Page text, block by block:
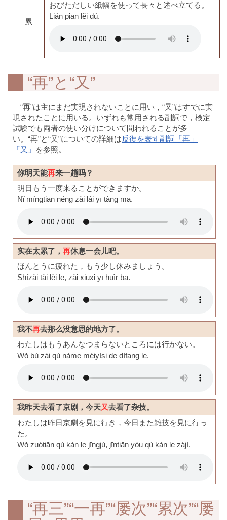
累
おびただしい紙幅を使って長々と述べ立てる。
Lián piān lěi dú.
“再”と“又”
“再”は主にまだ実現されないことに用い，“又”はすでに実
現されたことに用いる。いずれも常用される副詞で，検定
試験でも両者の使い分けについて問われることが多
い。“再”と“又”についての詳細は反復を表す副詞「再」
「又」
を参照。
你明天能再来一趟吗？
明日もう一度来ることができますか。
Nǐ míngtiān néng zài lái yī tàng ma.
实在太累了， 再休息一会儿吧。
ほんとうに疲れた，もう少し休みましょう。
Shízài tài lèi le, zài xiūxi yī huìr ba.
我不再去那么没意思的地方了。
わたしはもうあんなつまらないところには行かない。
Wǒ bù zài qù nàme méiyìsi de dìfang le.
我昨天去看了京剧，今天又去看了杂技。
わたしは昨日京劇を見に行き，今日また雑技を見に行っ
た。
Wǒ zuótiān qù kàn le jīngjù, jīntiān yòu qù kàn le zájì.
“再三”“一再”“屡次”“累次”“屡